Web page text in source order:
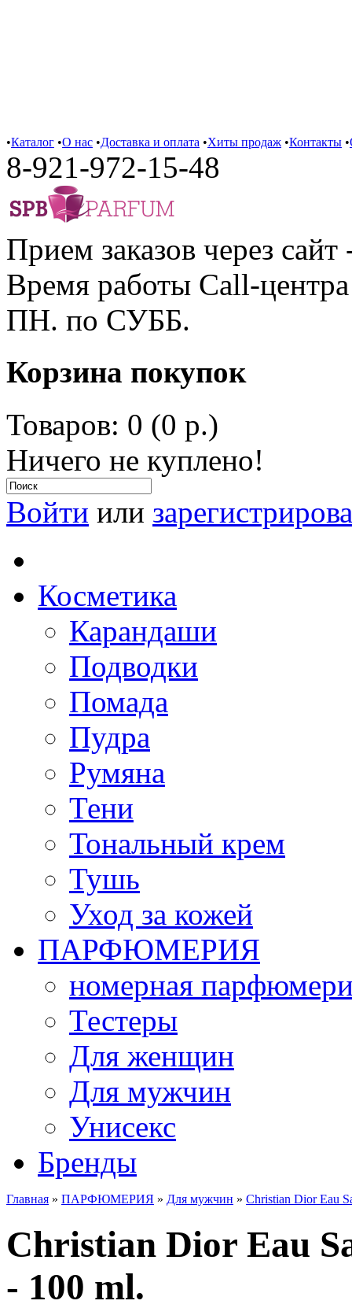
•Каталог •О нас •Доставка и оплата •Хиты продаж •Контакты •
8-921-972-15-48
Прием заказов через сайт
Время работы Call-
ПН. по СУББ.
Корзина покупок
Товаров: 0 (0 р.)
Ничего не куплено!
Войти или
Косметика
Карандаши
Подводки
Помада
Пудра
Румяна
Тени
Тональный крем
Тушь
Уход за кожей
ПАРФЮМЕРИЯ
номерная
Тестеры
Для женщин
Для мужчин
Унисекс
Бренды
Главная » ПАРФЮМЕРИЯ » Для мужчин » Christian Dior Eau
Christian Dior Eau
- 100 ml.